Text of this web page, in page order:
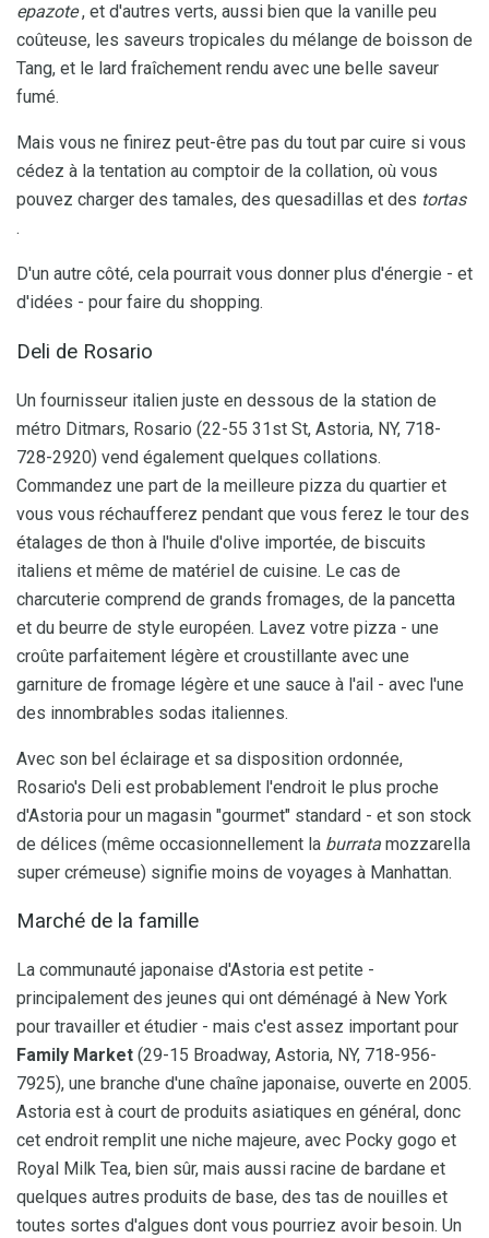
epazote, et d'autres verts, aussi bien que la vanille peu
coûteuse, les saveurs tropicales du mélange de boisson de
Tang, et le lard fraîchement rendu avec une belle saveur
fumé.
Mais vous ne finirez peut-être pas du tout par cuire si vous
cédez à la tentation au comptoir de la collation, où vous
pouvez charger des tamales, des quesadillas et des tortas
.
D'un autre côté, cela pourrait vous donner plus d'énergie - et
d'idées - pour faire du shopping.
Deli de Rosario
Un fournisseur italien juste en dessous de la station de
métro Ditmars, Rosario (22-55 31st St, Astoria, NY, 718-
728-2920) vend également quelques collations.
Commandez une part de la meilleure pizza du quartier et
vous vous réchaufferez pendant que vous ferez le tour des
étalages de thon à l'huile d'olive importée, de biscuits
italiens et même de matériel de cuisine. Le cas de
charcuterie comprend de grands fromages, de la pancetta
et du beurre de style européen. Lavez votre pizza - une
croûte parfaitement légère et croustillante avec une
garniture de fromage légère et une sauce à l'ail - avec l'une
des innombrables sodas italiennes.
Avec son bel éclairage et sa disposition ordonnée,
Rosario's Deli est probablement l'endroit le plus proche
d'Astoria pour un magasin "gourmet" standard - et son stock
de délices (même occasionnellement la burrata mozzarella
super crémeuse) signifie moins de voyages à Manhattan.
Marché de la famille
La communauté japonaise d'Astoria est petite -
principalement des jeunes qui ont déménagé à New York
pour travailler et étudier - mais c'est assez important pour
Family Market (29-15 Broadway, Astoria, NY, 718-956-
7925), une branche d'une chaîne japonaise, ouverte en 2005.
Astoria est à court de produits asiatiques en général, donc
cet endroit remplit une niche majeure, avec Pocky gogo et
Royal Milk Tea, bien sûr, mais aussi racine de bardane et
quelques autres produits de base, des tas de nouilles et
toutes sortes d'algues dont vous pourriez avoir besoin. Un